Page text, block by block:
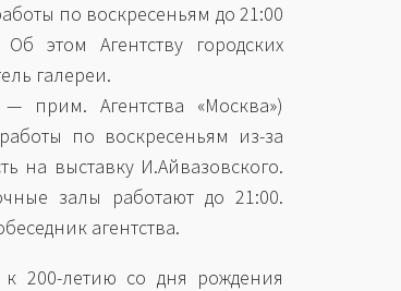
по воскресеньям до 21:00
этом Агентству городских
галереи.
прим. Агентства «Москва»)
по воскресеньям из-за
на выставку И.Айвазовского.
залы работают до 21:00.
агентства.
к 200-летию со дня рождения